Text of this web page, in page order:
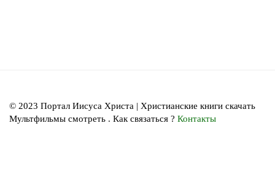
© 2023 Портал Иисуса Христа | Христианские книги скачать
Мультфильмы смотреть . Как связаться ? Контакты